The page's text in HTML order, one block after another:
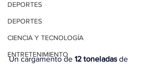
DEPORTES
DEPORTES
CIENCIA Y TECNOLOGÍA
ENTRETENIMIENTO
Un cargamento de 12 toneladas de